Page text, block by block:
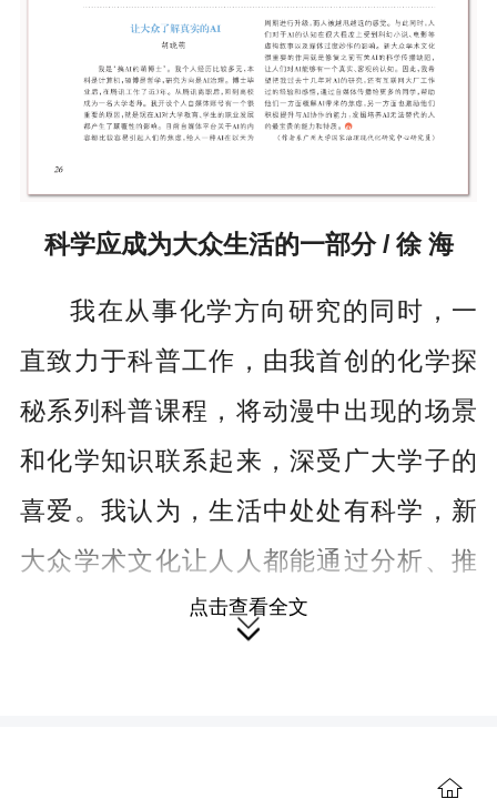
科学应成为大众生活的一部分 / 徐 海
我在从事化学方向研究的同时，一
直致力于科普工作，由我首创的化学探
秘系列科普课程，将动漫中出现的场景
和化学知识联系起来，深受广大学子的
喜爱。我认为，生活中处处有科学，新
大众学术文化让人人都能通过分析、推
理成为科学达人。例如我组织的“歌曲中
点击查看全文
